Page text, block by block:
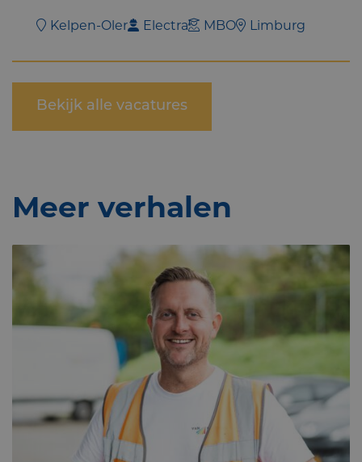
Kelpen-Oler Electra MBO Limburg
Bekijk alle vacatures
Meer verhalen